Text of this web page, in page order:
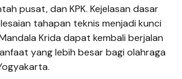
pusat, dan KPK. Kejelasan dasar
tahapan teknis menjadi kunci
Krida dapat kembali berjalan
yang lebih besar bagi olahraga